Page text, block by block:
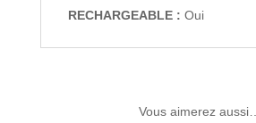
RECHARGEABLE : Oui
Vous aimerez aussi…